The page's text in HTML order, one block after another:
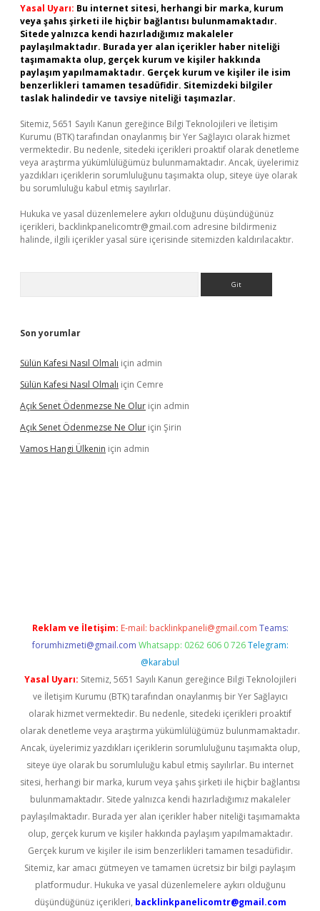
Yasal Uyarı: Bu internet sitesi, herhangi bir marka, kurum
veya şahıs şirketi ile hiçbir bağlantısı bulunmamaktadır.
Sitede yalnızca kendi hazırladığımız makaleler
paylaşılmaktadır. Burada yer alan içerikler haber niteliği
taşımamakta olup, gerçek kurum ve kişiler hakkında
paylaşım yapılmamaktadır. Gerçek kurum ve kişiler ile isim
benzerlikleri tamamen tesadüfidir. Sitemizdeki bilgiler
taslak halindedir ve tavsiye niteliği taşımazlar.
Sitemiz, 5651 Sayılı Kanun gereğince Bilgi Teknolojileri ve İletişim
Kurumu (BTK) tarafından onaylanmış bir Yer Sağlayıcı olarak hizmet
vermektedir. Bu nedenle, sitedeki içerikleri proaktif olarak denetleme
veya araştırma yükümlülüğümüz bulunmamaktadır. Ancak, üyelerimiz
yazdıkları içeriklerin sorumluluğunu taşımakta olup, siteye üye olarak
bu sorumluluğu kabul etmiş sayılırlar.
Hukuka ve yasal düzenlemelere aykırı olduğunu düşündüğünüz
içerikleri, backlinkpanelicomtr@gmail.com adresine bildirmeniz
halinde, ilgili içerikler yasal süre içerisinde sitemizden kaldırılacaktır.
Son yorumlar
Sülün Kafesi Nasıl Olmalı için admin
Sülün Kafesi Nasıl Olmalı için Cemre
Açık Senet Ödenmezse Ne Olur için admin
Açık Senet Ödenmezse Ne Olur için Şirin
Vamos Hangi Ülkenin için admin
Reklam ve İletişim: E-mail: backlinkpaneli@gmail.com Teams:
forumhizmeti@gmail.com Whatsapp: 0262 606 0 726 Telegram:
@karabul
Yasal Uyarı: Sitemiz, 5651 Sayılı Kanun gereğince Bilgi Teknolojileri
ve İletişim Kurumu (BTK) tarafından onaylanmış bir Yer Sağlayıcı
olarak hizmet vermektedir. Bu nedenle, sitedeki içerikleri proaktif
olarak denetleme veya araştırma yükümlülüğümüz bulunmamaktadır.
Ancak, üyelerimiz yazdıkları içeriklerin sorumluluğunu taşımakta olup,
siteye üye olarak bu sorumluluğu kabul etmiş sayılırlar. Bu internet
sitesi, herhangi bir marka, kurum veya şahıs şirketi ile hiçbir bağlantısı
bulunmamaktadır. Sitede yalnızca kendi hazırladığımız makaleler
paylaşılmaktadır. Burada yer alan içerikler haber niteliği taşımamakta
olup, gerçek kurum ve kişiler hakkında paylaşım yapılmamaktadır.
Gerçek kurum ve kişiler ile isim benzerlikleri tamamen tesadüfidir.
Sitemiz, kar amacı gütmeyen ve tamamen ücretsiz bir bilgi paylaşım
platformudur. Hukuka ve yasal düzenlemelere aykırı olduğunu
düşündüğünüz içerikleri, backlinkpanelicomtr@gmail.com